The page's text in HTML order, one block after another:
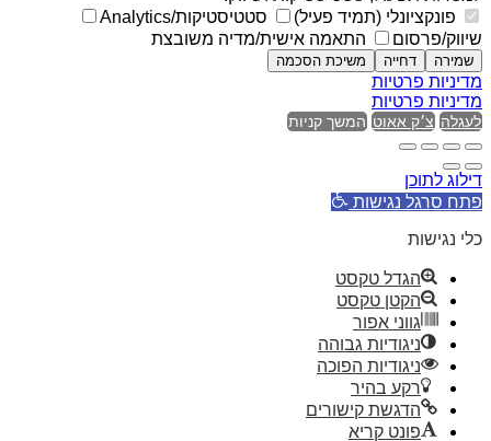
פונקציונלי (תמיד פעיל)
סטטיסטיקות/Analytics
שיווק/פרסום
התאמה אישית/מדיה משובצת
שמירה דחייה משיכת הסכמה
מדיניות פרטיות
מדיניות פרטיות
לעגלה צ׳ק אאוט המשך קניות
דילוג לתוכן
פתח סרגל נגישות
כלי נגישות
הגדל טקסט
הקטן טקסט
גווני אפור
ניגודיות גבוהה
ניגודיות הפוכה
רקע בהיר
הדגשת קישורים
פונט קריא